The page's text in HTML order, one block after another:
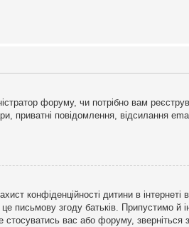
форуму, чи потрібно вам
приватні повідомлення, відсилання
конфіденційності дитини в
письмову згоду батьків. Припустимо й
вас або форуму,